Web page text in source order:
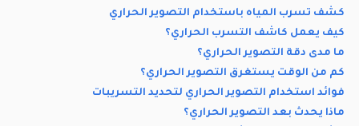
كشف تسرب المياه باستخدام التصوير الحراري
كيف يعمل كاشف التسرب الحراري؟
ما مدى دقة التصوير الحراري؟
كم من الوقت يستغرق التصوير الحراري؟
فوائد استخدام التصوير الحراري لتحديد التسريبات
ماذا يحدث بعد التصوير الحراري؟